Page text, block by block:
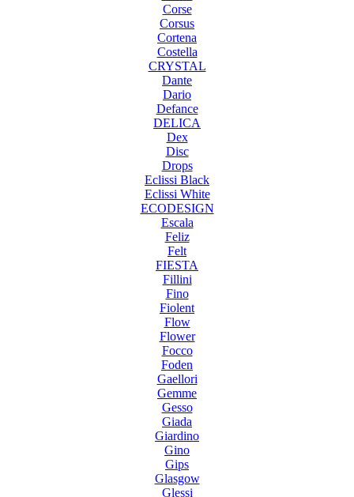
Corse
Corsus
Cortena
Costella
CRYSTAL
Dante
Dario
Defance
DELICA
Dex
Disc
Drops
Eclissi Black
Eclissi White
ECODESIGN
Escala
Feliz
Felt
FIESTA
Fillini
Fino
Fiolent
Flow
Flower
Focco
Foden
Gaellori
Gemme
Gesso
Giada
Giardino
Gino
Gips
Glasgow
Glessi